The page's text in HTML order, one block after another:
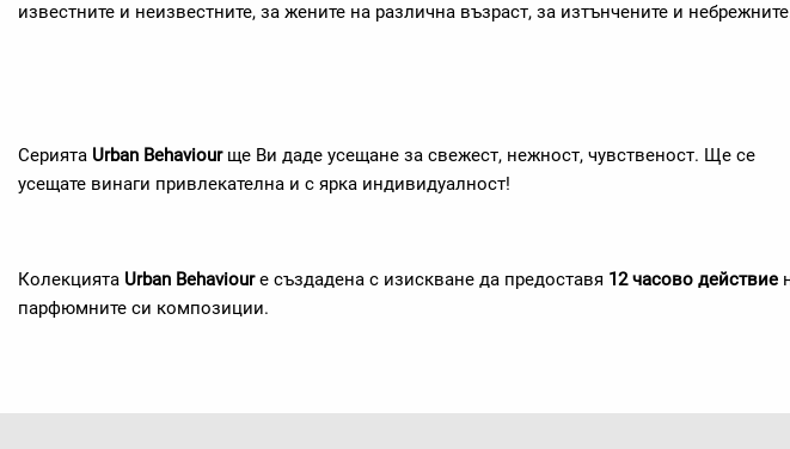
известните и неизвестните, за жените на различна възраст, за изтънчените и
Серията Urban Behaviourще Ви даде усещане за свежест, нежност, чувственост. Ще се
усещате винаги привлекателна и с ярка индивидуалност!
Колекцията Urban Behaviourе създадена с изискване да предоставя 12 часово действие
парфюмните си композиции.